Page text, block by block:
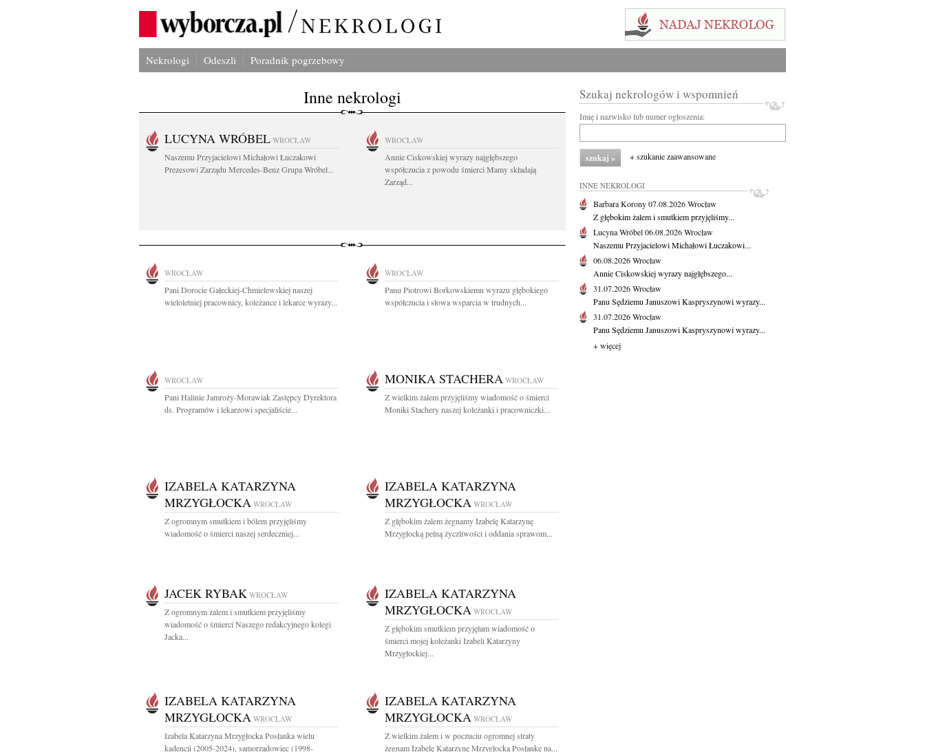
Nekrologi Odeszli Poradnik pogrzebowy
Inne nekrologi
LUCYNA WRÓBEL WROCŁAW
Naszemu Przyjacielowi Michałowi Łuczakowi
Prezesowi Zarządu Mercedes-Benz Grupa Wróbel...
WROCŁAW
Annie Ciskowskiej wyrazy najgłębszego
współczucia z powodu śmierci Mamy składają
Zarząd...
WROCŁAW
Pani Dorocie Gałeckiej-Chmielewskiej naszej
wieloletniej pracownicy, koleżance i lekarce wyrazy...
WROCŁAW
Panu Piotrowi Borkowskiemu wyrazu głębokiego
współczucia i słowa wsparcia w trudnych...
WROCŁAW
Pani Halinie Jamroży-Morawiak Zastępcy Dyrektora
ds. Programów i lekarzowi specjaliście...
MONIKA STACHERA WROCŁAW
Z wielkim żalem przyjęliśmy wiadomość o śmierci
Moniki Stachery naszej koleżanki i pracowniczki...
IZABELA KATARZYNA
MRZYGŁOCKA WROCŁAW
Z ogromnym smutkiem i bólem przyjęliśmy
wiadomość o śmierci naszej serdeczniej...
IZABELA KATARZYNA
MRZYGŁOCKA WROCŁAW
Z głębokim żalem żegnamy Izabelę Katarzynę
Mrzygłocką pełną życzliwości i oddania sprawom...
JACEK RYBAK WROCŁAW
Z ogromnym żalem i smutkiem przyjęliśmy
wiadomość o śmierci Naszego redakcyjnego kolegi
Jacka...
IZABELA KATARZYNA
MRZYGŁOCKA WROCŁAW
Z głębokim smutkiem przyjęłam wiadomość o
śmierci mojej koleżanki Izabeli Katarzyny
Mrzygłockiej...
IZABELA KATARZYNA
MRZYGŁOCKA WROCŁAW
Izabela Katarzyna Mrzygłocka Posłanka wielu
kadencji (2005-2024), samorządowiec (1998-
IZABELA KATARZYNA
MRZYGŁOCKA WROCŁAW
Z wielkim żalem i w poczuciu ogromnej straty
żegnam Izabelę Katarzynę Mrzygłocką Posłankę na...
Szukaj nekrologów i wspomnień
Imię i nazwisko lub numer ogłoszenia:
+ szukanie zaawansowane
INNE NEKROLOGI
Barbara Korony07.08.2026Wrocław
Z głębokim żalem i smutkiem przyjęliśmy...
Lucyna Wróbel06.08.2026Wrocław
Naszemu Przyjacielowi Michałowi Łuczakowi...
06.08.2026Wrocław
Annie Ciskowskiej wyrazy najgłębszego...
31.07.2026Wrocław
Panu Sędziemu Januszowi Kaspryszynowi wyrazy...
31.07.2026Wrocław
Panu Sędziemu Januszowi Kaspryszynowi wyrazy...
+ więcej